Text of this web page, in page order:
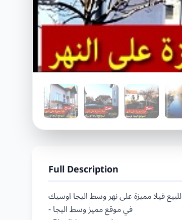
Full Description
للبيع فيلا مميزة على نهر وسط اليجا اوسيك
- في موقع مميز وسط اليجا